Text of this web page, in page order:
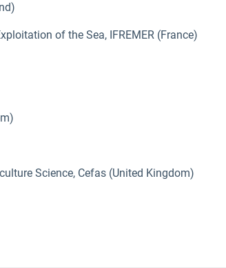
of the Sea, IFREMER (France)
Science, Cefas (United Kingdom)